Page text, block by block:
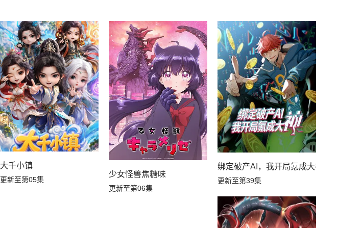
大千小镇
更新至第05集
少女怪兽焦糖味
更新至第06集
绑定破产AI，我开局氪成大神动
更新至第39集